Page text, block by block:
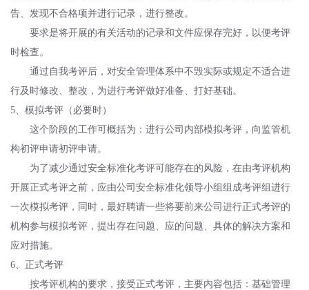
告、发现不合格项并进行记录，进行整改。
要求是将开展的有关活动的记录和文件应保存完好，以便考评
时检查。
通过自我考评后，对安全管理体系中不毁实际或规定不适合进
行及时修改、整改，为进行考评做好准备、打好基础。
5、模拟考评（必要时）
这个阶段的工作可概括为：进行公司内部模拟考评，向监管机
构初评申请初评申请。
为了减少通过安全标准化考评可能存在的风险，在由考评机构
开展正式考评之前，应由公司安全标准化领导小组组成考评组进行
一次模拟考评，同时，最好聘请一些将要前来公司进行正式考评的
机构参与模拟考评，提出存在问题、应的问题、具体的解决方案和
应对措施。
6、正式考评
按考评机构的要求，接受正式考评，主要内容包括：基础管理